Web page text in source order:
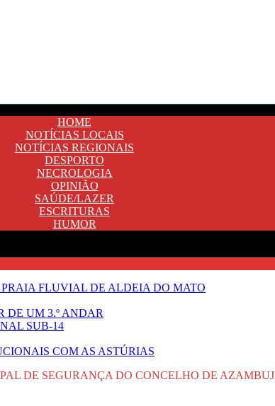
HOME
NOTÍCIAS LOCAIS
NOTÍCIAS REGIONAIS
DESPORTO
NECROLOGIA
OPINIÃO
SAÚDE/LAZER
ESCRITURAS
HUMOR
FLUVIAL DE ALDEIA DO MATO
DE UM 3.º ANDAR
SUB-14
COM AS ASTÚRIAS
DE SEGURANÇA DO CONCELHO DE